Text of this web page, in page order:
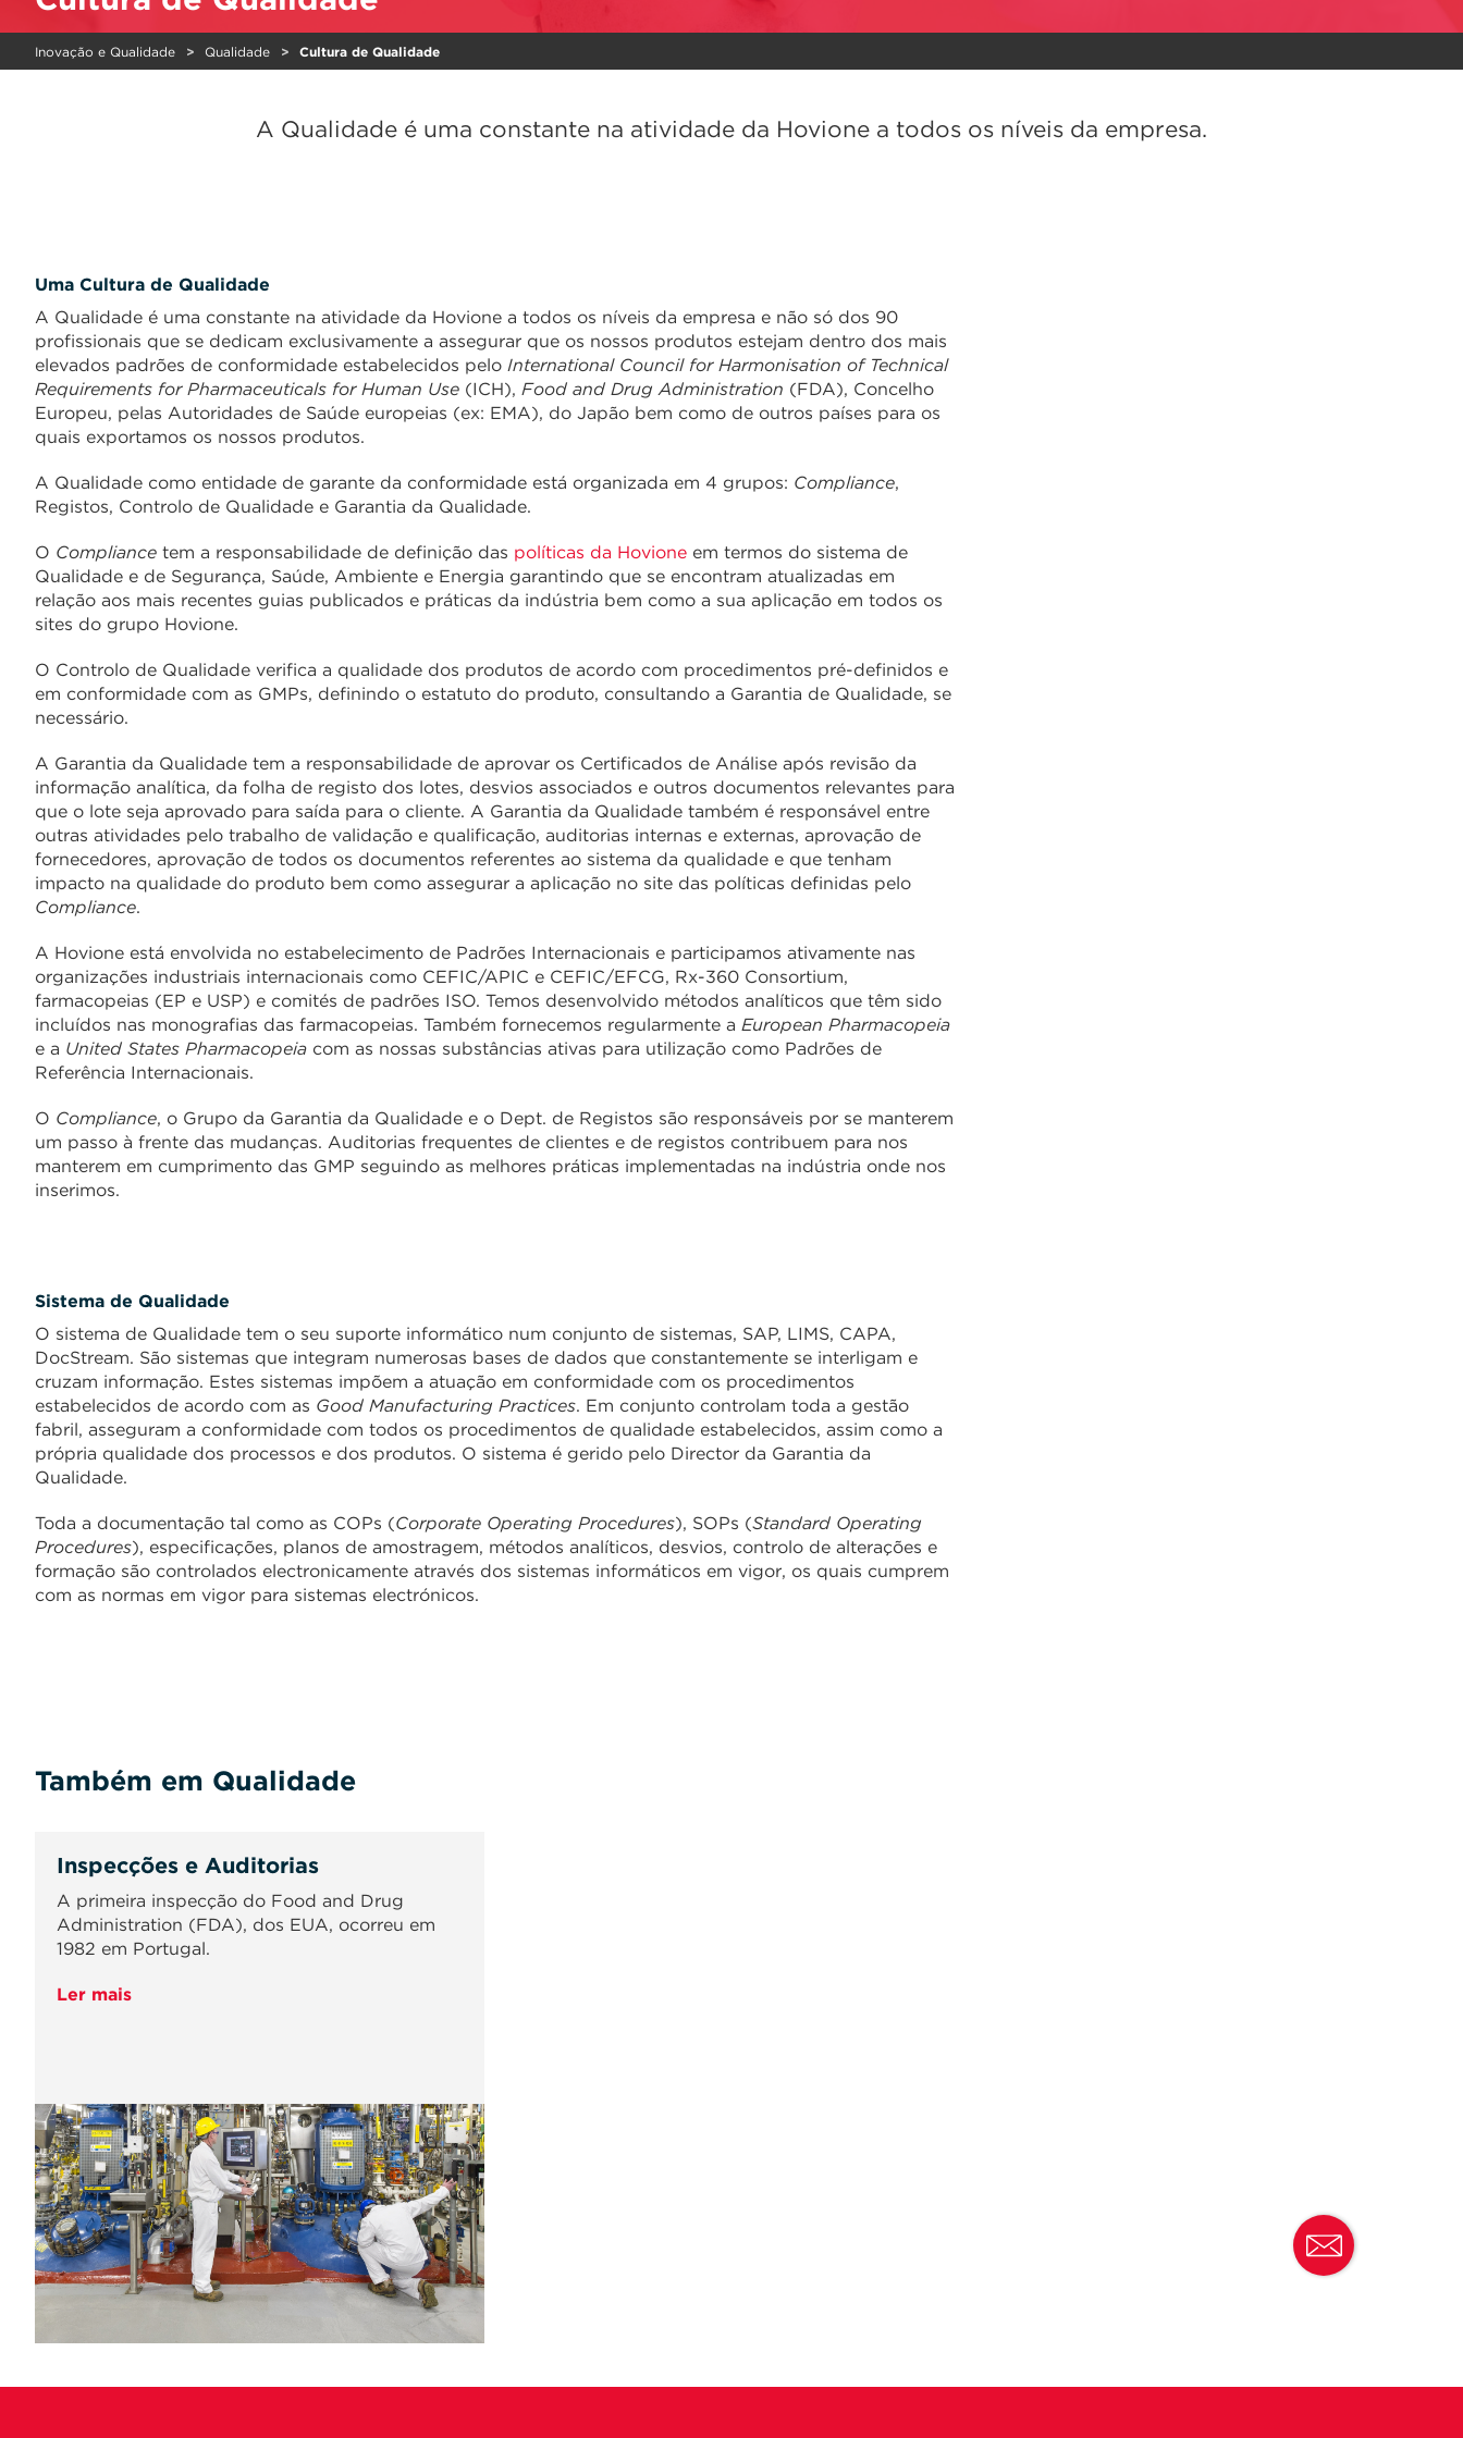
Inovação e Qualidade Qualidade Cultura de Qualidade
A Qualidade é uma constante na atividade da Hovione a todos os níveis da empresa.
Uma Cultura de Qualidade
A Qualidade é uma constante na atividade da Hovione a todos os níveis da empresa e não só dos 90
profissionais que se dedicam exclusivamente a assegurar que os nossos produtos estejam dentro dos mais
elevados padrões de conformidade estabelecidos pelo International Council for Harmonisation of Technical
Requirements for Pharmaceuticals for Human Use (ICH), Food and Drug Administration (FDA), Concelho
Europeu, pelas Autoridades de Saúde europeias (ex: EMA), do Japão bem como de outros países para os
quais exportamos os nossos produtos.
A Qualidade como entidade de garante da conformidade está organizada em 4 grupos: Compliance,
Registos, Controlo de Qualidade e Garantia da Qualidade.
O Compliance tem a responsabilidade de definição das políticas da Hovione em termos do sistema de
Qualidade e de Segurança, Saúde, Ambiente e Energia garantindo que se encontram atualizadas em
relação aos mais recentes guias publicados e práticas da indústria bem como a sua aplicação em todos os
sites do grupo Hovione.
O Controlo de Qualidade verifica a qualidade dos produtos de acordo com procedimentos pré-definidos e
em conformidade com as GMPs, definindo o estatuto do produto, consultando a Garantia de Qualidade, se
necessário.
A Garantia da Qualidade tem a responsabilidade de aprovar os Certificados de Análise após revisão da
informação analítica, da folha de registo dos lotes, desvios associados e outros documentos relevantes para
que o lote seja aprovado para saída para o cliente. A Garantia da Qualidade também é responsável entre
outras atividades pelo trabalho de validação e qualificação, auditorias internas e externas, aprovação de
fornecedores, aprovação de todos os documentos referentes ao sistema da qualidade e que tenham
impacto na qualidade do produto bem como assegurar a aplicação no site das políticas definidas pelo
Compliance.
A Hovione está envolvida no estabelecimento de Padrões Internacionais e participamos ativamente nas
organizações industriais internacionais como CEFIC/APIC e CEFIC/EFCG, Rx-360 Consortium,
farmacopeias (EP e USP) e comités de padrões ISO. Temos desenvolvido métodos analíticos que têm sido
incluídos nas monografias das farmacopeias. Também fornecemos regularmente a European Pharmacopeia
e a United States Pharmacopeia com as nossas substâncias ativas para utilização como Padrões de
Referência Internacionais.
O Compliance, o Grupo da Garantia da Qualidade e o Dept. de Registos são responsáveis por se manterem
um passo à frente das mudanças. Auditorias frequentes de clientes e de registos contribuem para nos
manterem em cumprimento das GMP seguindo as melhores práticas implementadas na indústria onde nos
inserimos.
Sistema de Qualidade
O sistema de Qualidade tem o seu suporte informático num conjunto de sistemas, SAP, LIMS, CAPA,
DocStream. São sistemas que integram numerosas bases de dados que constantemente se interligam e
cruzam informação. Estes sistemas impõem a atuação em conformidade com os procedimentos
estabelecidos de acordo com as Good Manufacturing Practices. Em conjunto controlam toda a gestão
fabril, asseguram a conformidade com todos os procedimentos de qualidade estabelecidos, assim como a
própria qualidade dos processos e dos produtos. O sistema é gerido pelo Director da Garantia da
Qualidade.
Toda a documentação tal como as COPs (Corporate Operating Procedures), SOPs (Standard Operating
Procedures), especificações, planos de amostragem, métodos analíticos, desvios, controlo de alterações e
formação são controlados electronicamente através dos sistemas informáticos em vigor, os quais cumprem
com as normas em vigor para sistemas electrónicos.
Também em Qualidade
Inspecções e Auditorias
A primeira inspecção do Food and Drug
Administration (FDA), dos EUA, ocorreu em
1982 em Portugal.
Ler mais